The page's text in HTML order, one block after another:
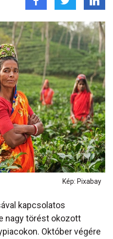
Kép: Pixabay
kapcsolatos
nagy törést okozott
Október végére